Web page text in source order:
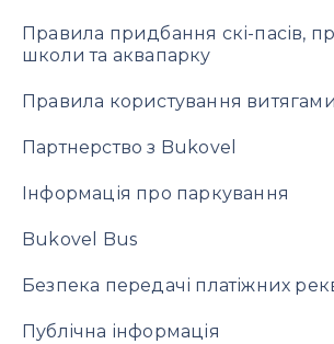
Правила придбання скі-пасів,
школи та аквапарку
Правила користування витягами
Партнерство з Bukovel
Інформація про паркування
Bukovel Bus
Безпека передачі платіжних
Публічна інформація